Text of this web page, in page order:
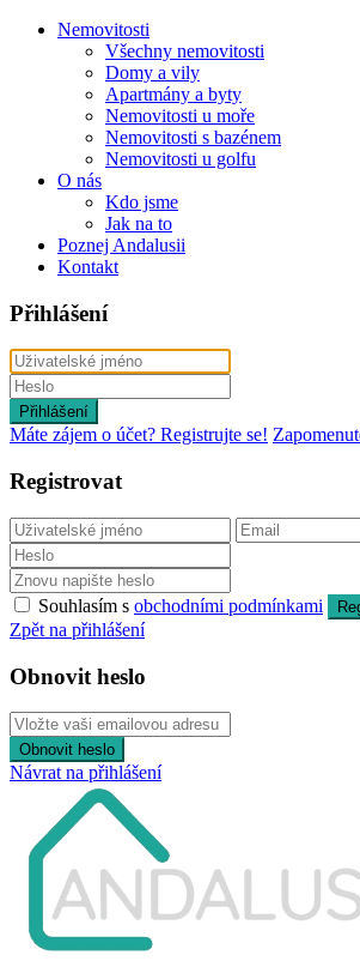
Nemovitosti
Všechny nemovitosti
Domy a vily
Apartmány a byty
Nemovitosti u moře
Nemovitosti s bazénem
Nemovitosti u golfu
O nás
Kdo jsme
Jak na to
Poznej Andalusii
Kontakt
Přihlášení
Přihlášení
Máte zájem o účet? Registrujte se!
Registrovat
Souhlasím s obchodními podmínkami
Zpět na přihlášení
Obnovit heslo
Obnovit heslo
Návrat na přihlášení